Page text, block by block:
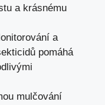
a krásnému
a
pomáhá
mulčování